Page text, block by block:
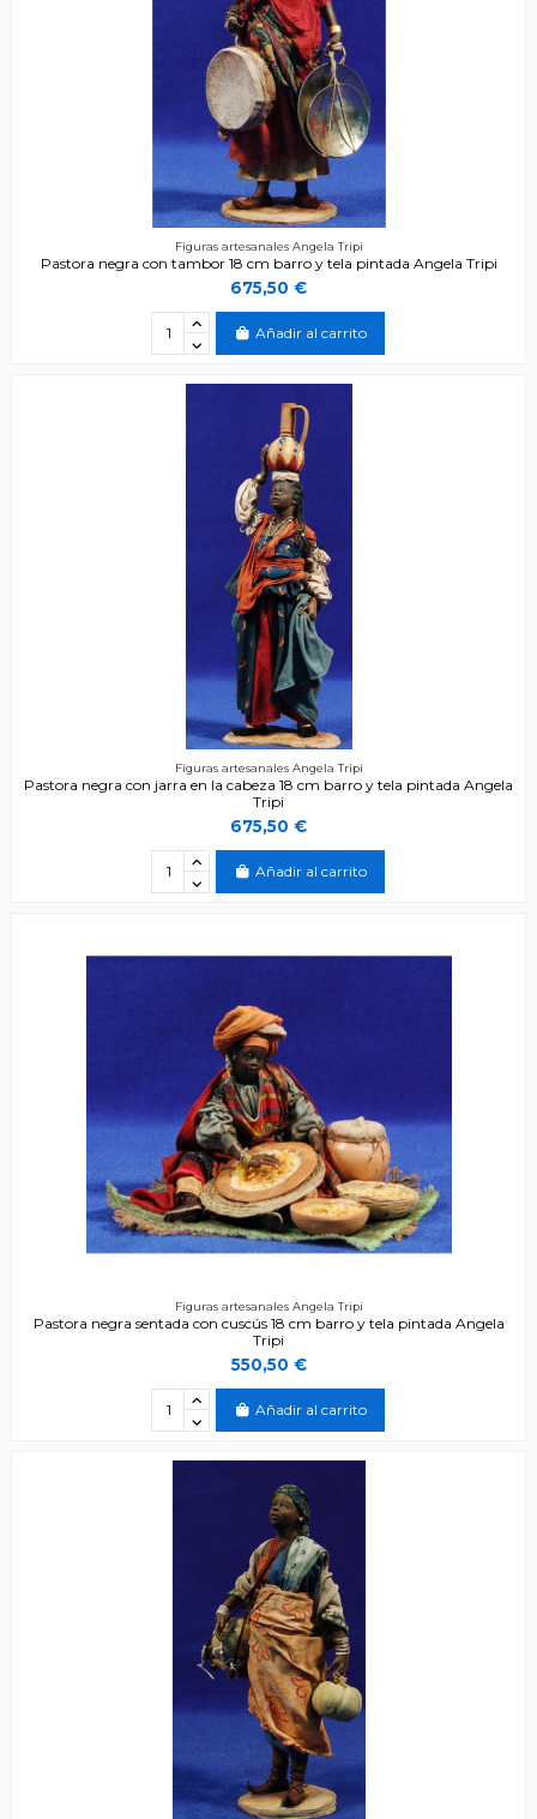
Figuras artesanales Angela Tripi
Pastora negra con tambor 18 cm barro y tela pintada Angela Tripi
675,50 €
Añadir al carrito
Figuras artesanales Angela Tripi
Pastora negra con jarra en la cabeza 18 cm barro y tela pintada Angela
Tripi
675,50 €
Añadir al carrito
Figuras artesanales Angela Tripi
Pastora negra sentada con cuscús 18 cm barro y tela pintada Angela
Tripi
550,50 €
Añadir al carrito